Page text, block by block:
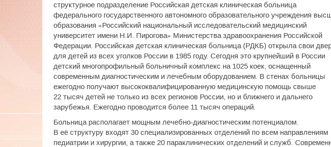
структурное подразделение Российская детская клиническая больница
федерального государственного автономного образовательного учреждения
образования «Российский национальный исследовательский медицинский
университет имени Н.И. Пирогова» Министерства здравоохранения Российской
Федерации. Российская детская клиническая больница (РДКБ) открыла свои
для детей из всех уголков России в 1985 году. Сегодня это крупнейший в России
детский многопрофильный больничный комплекс на 1025 коек, оснащенный
современным диагностическим и лечебным оборудованием. В стенах больницы
ежегодно получают высококвалифицированную медицинскую помощь свыше
22 тысяч детей не только из всех регионов России, но и ближнего и дальнего
зарубежья. Ежегодно проводится более 11 тысяч операций.
Больница располагает мощным лечебно-диагностическим потенциалом.
В её структуру входят 30 специализированных отделений по всем направлениям
педиатрии и хирургии, а также 20 параклинических отделений и служб.